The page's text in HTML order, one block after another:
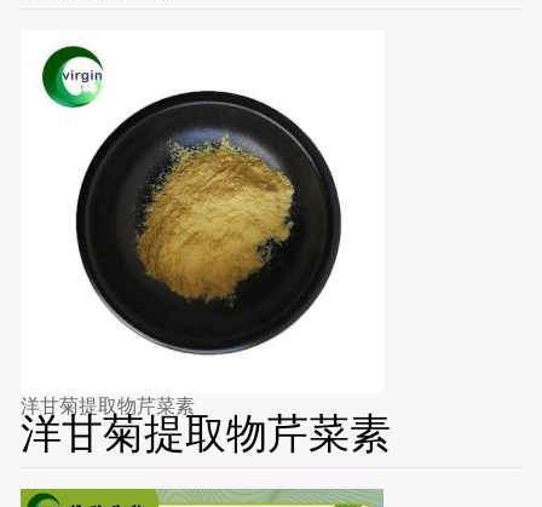
洋甘菊提取物芹菜素
洋甘菊提取物芹菜素